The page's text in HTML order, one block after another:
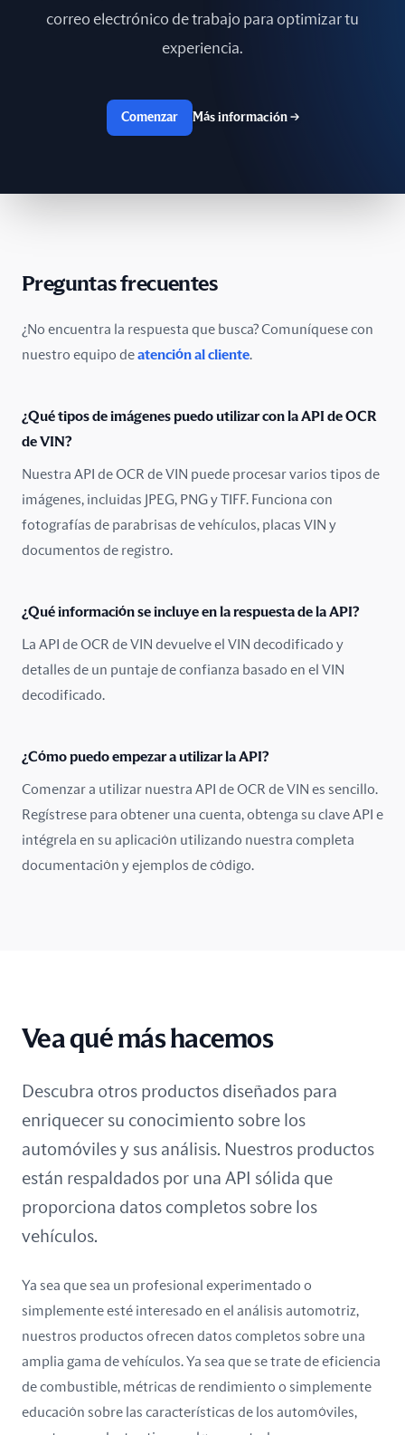
correo electrónico de trabajo para optimizar tu
experiencia.
Comenzar Más información →
Preguntas frecuentes
¿No encuentra la respuesta que busca? Comuníquese con
nuestro equipo deatención al cliente.
¿Qué tipos de imágenes puedo utilizar con la API de OCR
de VIN?
Nuestra API de OCR de VIN puede procesar varios tipos de
imágenes, incluidas JPEG, PNG y TIFF. Funciona con
fotografías de parabrisas de vehículos, placas VIN y
documentos de registro.
¿Qué información se incluye en la respuesta de la API?
La API de OCR de VIN devuelve el VIN decodificado y
detalles de un puntaje de confianza basado en el VIN
decodificado.
¿Cómo puedo empezar a utilizar la API?
Comenzar a utilizar nuestra API de OCR de VIN es sencillo.
Regístrese para obtener una cuenta, obtenga su clave API e
intégrela en su aplicación utilizando nuestra completa
documentación y ejemplos de código.
Vea qué más hacemos
Descubra otros productos diseñados para
enriquecer su conocimiento sobre los
automóviles y sus análisis. Nuestros productos
están respaldados por una API sólida que
proporciona datos completos sobre los
vehículos.
Ya sea que sea un profesional experimentado o
simplemente esté interesado en el análisis automotriz,
nuestros productos ofrecen datos completos sobre una
amplia gama de vehículos. Ya sea que se trate de eficiencia
de combustible, métricas de rendimiento o simplemente
educación sobre las características de los automóviles,